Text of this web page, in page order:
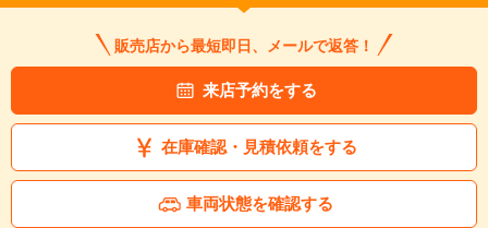
販売店から最短即日、メールで返答！
来店予約をする
在庫確認・見積依頼をする
車両状態を確認する